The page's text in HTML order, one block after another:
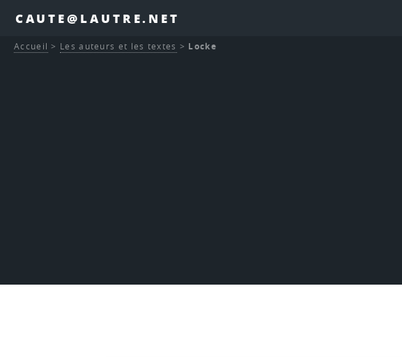
CAUTE@LAUTRE.NET
Accueil > Les auteurs et les textes > Locke